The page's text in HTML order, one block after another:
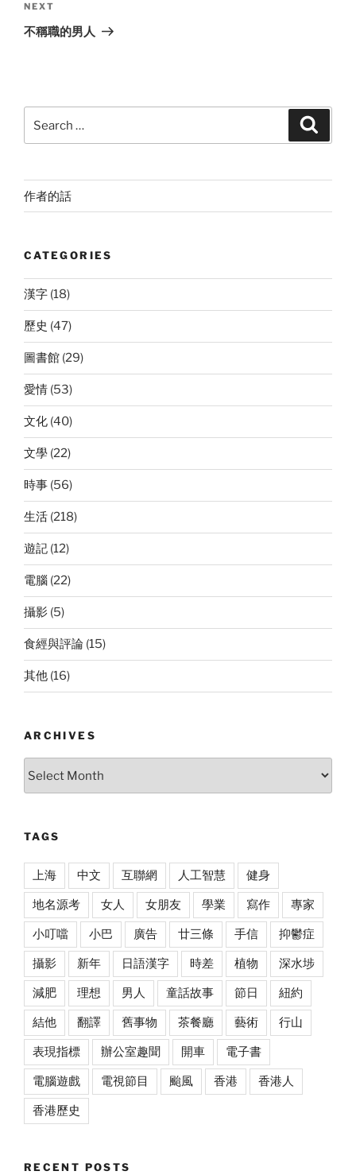
Next
Post
NEXT
不稱職的男人
for:
作者的話
CATEGORIES
漢字 (18)
歷史 (47)
圖書館 (29)
愛情 (53)
文化 (40)
文學 (22)
時事 (56)
生活 (218)
遊記 (12)
電腦 (22)
攝影 (5)
食經與評論 (15)
其他 (16)
ARCHIVES
TAGS
上海 中文 互聯網 人工智慧 健身
地名源考 女人 女朋友 學業 寫作 專家
小叮噹 小巴 廣告 廿三條 手信 抑鬱症
攝影 新年 日語漢字 時差 植物 深水埗
減肥 理想 男人 童話故事 節日 紐約
結他 翻譯 舊事物 茶餐廳 藝術 行山
表現指標 辦公室趣聞 開車 電子書
電腦遊戲 電視節目 颱風 香港 香港人
香港歷史
RECENT POSTS